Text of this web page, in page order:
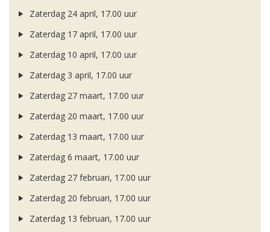
Zaterdag 24 april, 17.00 uur
Zaterdag 17 april, 17.00 uur
Zaterdag 10 april, 17.00 uur
Zaterdag 3 april, 17.00 uur
Zaterdag 27 maart, 17.00 uur
Zaterdag 20 maart, 17.00 uur
Zaterdag 13 maart, 17.00 uur
Zaterdag 6 maart, 17.00 uur
Zaterdag 27 februari, 17.00 uur
Zaterdag 20 februari, 17.00 uur
Zaterdag 13 februari, 17.00 uur